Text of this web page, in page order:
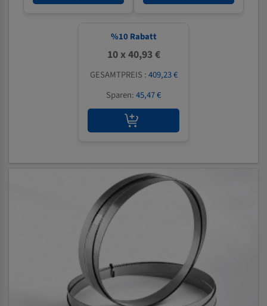
%10 Rabatt
10 x 40,93 €
GESAMTPREIS :409,23 €
Sparen:45,47 €